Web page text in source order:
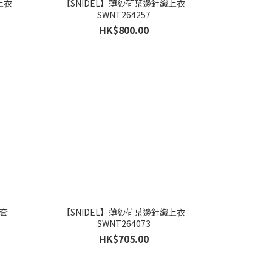
衣
【SNIDEL】薄紗荷葉邊針織上衣
SWNT264257
HK$800.00
【SNIDEL】薄紗荷葉邊針織上衣
SWNT264073
HK$705.00